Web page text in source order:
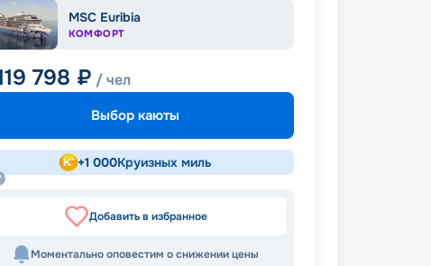
MSC Euribia
КОМФОРТ
798 ₽ / чел
Выбор каюты
+1 000Круизных миль
Добавить в избранное
Моментально оповестим о снижении цены